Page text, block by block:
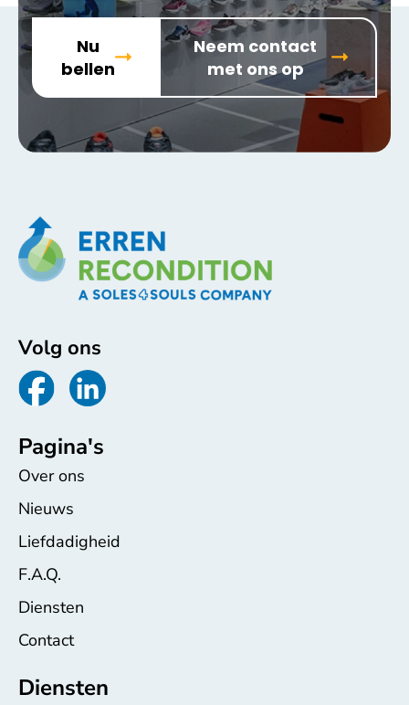
Nu
bellen
Neem contact
met ons op
Volg ons
Pagina's
Over ons
Nieuws
Liefdadigheid
F.A.Q.
Diensten
Contact
Diensten